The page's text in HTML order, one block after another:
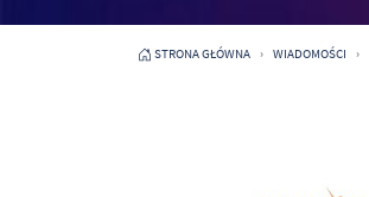
STRONA GŁÓWNA WIADOMOŚCI